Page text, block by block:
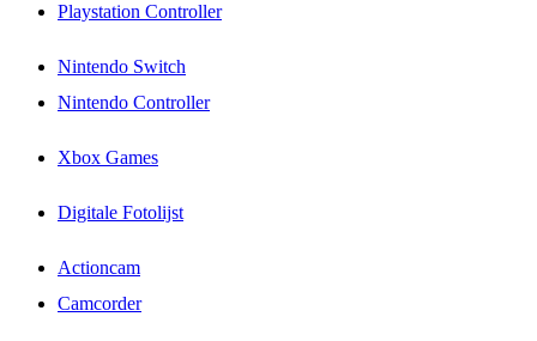
Playstation Controller
Nintendo Switch
Nintendo Controller
Xbox Games
Digitale Fotolijst
Actioncam
Camcorder